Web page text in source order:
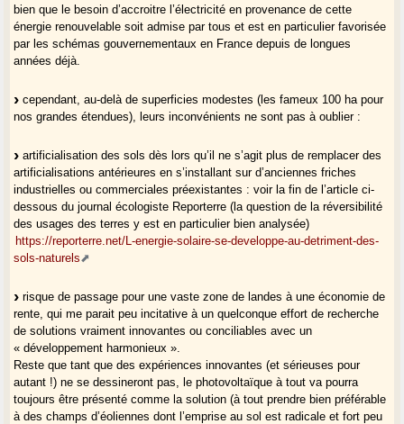
bien que le besoin d’accroitre l’électricité en provenance de cette
énergie renouvelable soit admise par tous et est en particulier favorisée
par les schémas gouvernementaux en France depuis de longues
années déjà.
cependant, au-delà de superficies modestes (les fameux 100 ha pour
nos grandes étendues), leurs inconvénients ne sont pas à oublier :
artificialisation des sols dès lors qu’il ne s’agit plus de remplacer des
artificialisations antérieures en s’installant sur d’anciennes friches
industrielles ou commerciales préexistantes : voir la fin de l’article ci-
dessous du journal écologiste Reporterre (la question de la réversibilité
des usages des terres y est en particulier bien analysée)
https://reporterre.net/L-energie-solaire-se-developpe-au-detriment-des-
sols-naturels
risque de passage pour une vaste zone de landes à une économie de
rente, qui me parait peu incitative à un quelconque effort de recherche
de solutions vraiment innovantes ou conciliables avec un
« développement harmonieux ».
Reste que tant que des expériences innovantes (et sérieuses pour
autant !) ne se dessineront pas, le photovoltaïque à tout va pourra
toujours être présenté comme la solution (à tout prendre bien préférable
à des champs d’éoliennes dont l’emprise au sol est radicale et fort peu